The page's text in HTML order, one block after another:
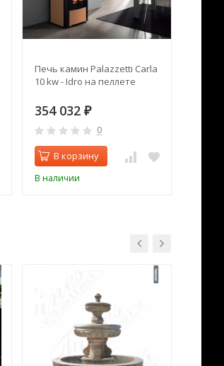
Печь камин Palazzetti Carla
10 kw - Idro на пеллете
354 032 ₽
0
В корзину
В наличии